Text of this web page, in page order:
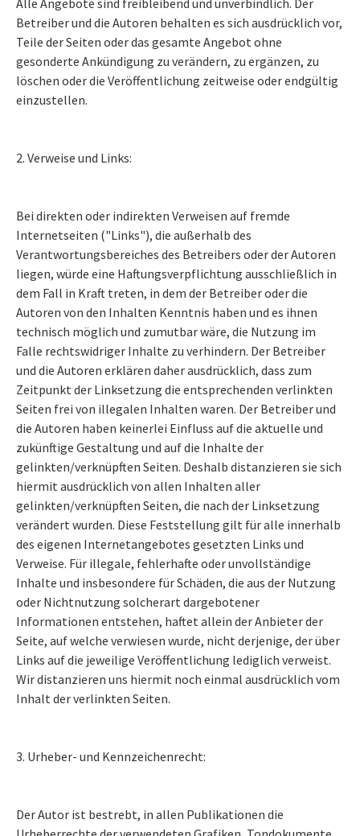
Alle Angebote sind freibleibend und unverbindlich. Der
Betreiber und die Autoren behalten es sich ausdrücklich vor,
Teile der Seiten oder das gesamte Angebot ohne
gesonderte Ankündigung zu verändern, zu ergänzen, zu
löschen oder die Veröffentlichung zeitweise oder endgültig
einzustellen.
2. Verweise und Links:
Bei direkten oder indirekten Verweisen auf fremde
Internetseiten ("Links"), die außerhalb des
Verantwortungsbereiches des Betreibers oder der Autoren
liegen, würde eine Haftungsverpflichtung ausschließlich in
dem Fall in Kraft treten, in dem der Betreiber oder die
Autoren von den Inhalten Kenntnis haben und es ihnen
technisch möglich und zumutbar wäre, die Nutzung im
Falle rechtswidriger Inhalte zu verhindern. Der Betreiber
und die Autoren erklären daher ausdrücklich, dass zum
Zeitpunkt der Linksetzung die entsprechenden verlinkten
Seiten frei von illegalen Inhalten waren. Der Betreiber und
die Autoren haben keinerlei Einfluss auf die aktuelle und
zukünftige Gestaltung und auf die Inhalte der
gelinkten/verknüpften Seiten. Deshalb distanzieren sie sich
hiermit ausdrücklich von allen Inhalten aller
gelinkten/verknüpften Seiten, die nach der Linksetzung
verändert wurden. Diese Feststellung gilt für alle innerhalb
des eigenen Internetangebotes gesetzten Links und
Verweise. Für illegale, fehlerhafte oder unvollständige
Inhalte und insbesondere für Schäden, die aus der Nutzung
oder Nichtnutzung solcherart dargebotener
Informationen entstehen, haftet allein der Anbieter der
Seite, auf welche verwiesen wurde, nicht derjenige, der über
Links auf die jeweilige Veröffentlichung lediglich verweist.
Wir distanzieren uns hiermit noch einmal ausdrücklich vom
Inhalt der verlinkten Seiten.
3. Urheber- und Kennzeichenrecht:
Der Autor ist bestrebt, in allen Publikationen die